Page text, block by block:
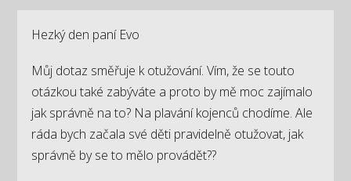
Hezký den paní Evo
Můj dotaz směřuje k otužování. Vím, že se touto
otázkou také zabýváte a proto by mě moc zajímalo
jak správně na to? Na plavání kojenců chodíme. Ale
ráda bych začala své děti pravidelně otužovat, jak
správně by se to mělo provádět??